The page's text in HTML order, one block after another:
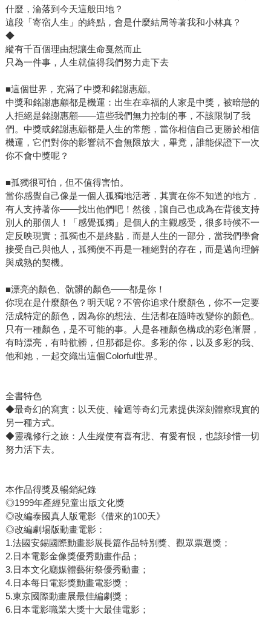
什麼，淪落到今天這般田地？
這段「寄宿人生」的終點，會是什麼結局等著我和小林真？
◆
縱有千百個理由想讓生命戛然而止
只為一件事，人生就值得我們努力走下去
■這個世界，充滿了中獎和銘謝惠顧。
中獎和銘謝惠顧都是機運：出生在幸福的人家是中獎，被暗戀的
人拒絕是銘謝惠顧——這些我們無力控制的事，不該限制了我
們。中獎或銘謝惠顧都是人生的常態，當你相信自己更勝於相信
機運，它們對你的影響就不會無限放大，畢竟，誰能保證下一次
你不會中獎呢？
■孤獨很可怕，但不值得害怕。
當你感覺自己像是一個人孤獨地活著，其實在你不知道的地方，
有人支持著你——找出他們吧！然後，讓自己也成為在背後支持
別人的那個人！「感覺孤獨」是個人的主觀感受，很多時候不一
定反映現實；孤獨也不是終點，而是人生的一部分，當我們學會
接受自己與他人，孤獨便不再是一種絕對的存在，而是邁向理解
與成熟的契機。
■漂亮的顏色、骯髒的顏色——都是你！
你現在是什麼顏色？明天呢？不管你追求什麼顏色，你不一定要
活成特定的顏色，因為你的想法、生活都在隨時改變你的顏色。
只有一種顏色，是不可能的事。人是各種顏色構成的彩色漸層，
有時漂亮，有時骯髒，但那都是你。多彩的你，以及多彩的我、
他和她，一起交織出這個Colorful世界。
全書特色
◆最奇幻的寫實：以天使、輪迴等奇幻元素提供深刻體察現實的
另一種方式。
◆靈魂修行之旅：人生縱使有喜有悲、有愛有恨，也該珍惜一切
努力活下去。
本作品得獎及暢銷紀錄
◎1999年產經兒童出版文化獎
◎改編泰國真人版電影《借來的100天》
◎改編劇場版動畫電影：
1.法國安錫國際動畫影展長篇作品特別獎、觀眾票選獎；
2.日本電影金像獎優秀動畫作品；
3.日本文化廳媒體藝術祭優秀動畫；
4.日本每日電影獎動畫電影獎；
5.東京國際動畫展最佳編劇獎；
6.日本電影職業大獎十大最佳電影；